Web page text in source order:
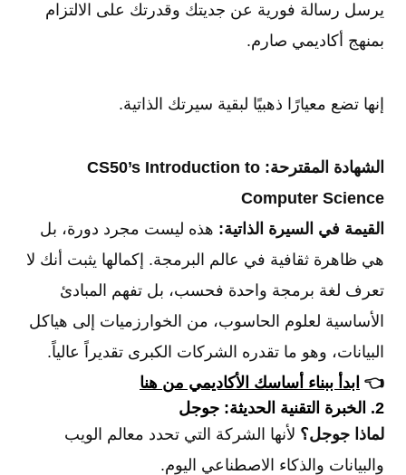
يرسل رسالة فورية عن جديتك وقدرتك على الالتزام
بمنهج أكاديمي صارم.
إنها تضع معيارًا ذهبيًا لبقية سيرتك الذاتية.
الشهادة المقترحة: CS50’s Introduction to
Computer Science
القيمة في السيرة الذاتية: هذه ليست مجرد دورة، بل
هي ظاهرة ثقافية في عالم البرمجة. إكمالها يثبت أنك لا
تعرف لغة برمجة واحدة فحسب، بل تفهم المبادئ
الأساسية لعلوم الحاسوب، من الخوارزميات إلى هياكل
البيانات، وهو ما تقدره الشركات الكبرى تقديراً عالياً.
👈 ابدأ ببناء أساسك الأكاديمي من هنا
2. الخبرة التقنية الحديثة: جوجل
لماذا جوجل؟ لأنها الشركة التي تحدد معالم الويب
والبيانات والذكاء الاصطناعي اليوم.